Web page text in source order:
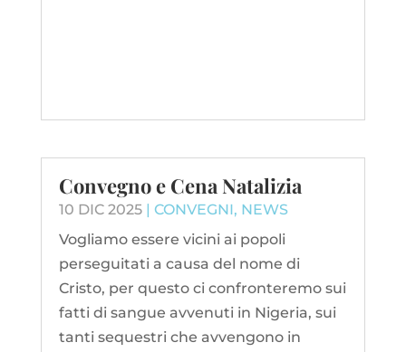
Convegno e Cena Natalizia
10 DIC 2025| CONVEGNI, NEWS
Vogliamo essere vicini ai popoli
perseguitati a causa del nome di
Cristo, per questo ci confronteremo sui
fatti di sangue avvenuti in Nigeria, sui
tanti sequestri che avvengono in